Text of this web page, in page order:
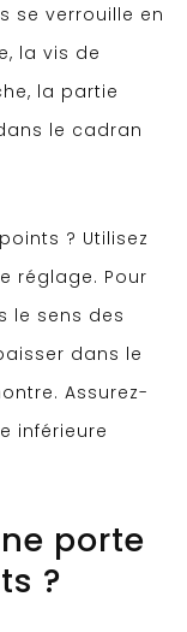
se verrouille en
la vis de
la partie
le cadran
? Utilisez
réglage. Pour
le sens des
dans le
Assurez-
inférieure
porte
?